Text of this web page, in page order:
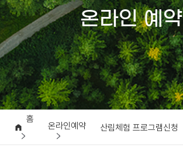
온라인 예약
홈
온라인예약 산림체험 프로그램신청